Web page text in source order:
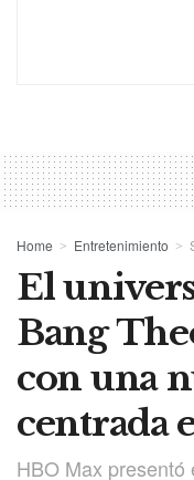
Home Entretenimiento
El
Bang
con una
centrada
HBO Max